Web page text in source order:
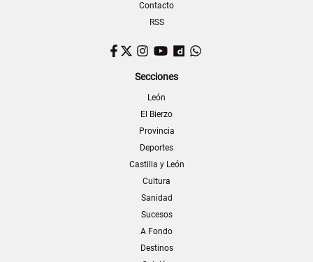
Contacto
RSS
Facebook
TwitterInstagram
YouTubeDailymotion
Secciones
León
El Bierzo
Provincia
Deportes
Castilla y León
Cultura
Sanidad
Sucesos
A Fondo
Destinos